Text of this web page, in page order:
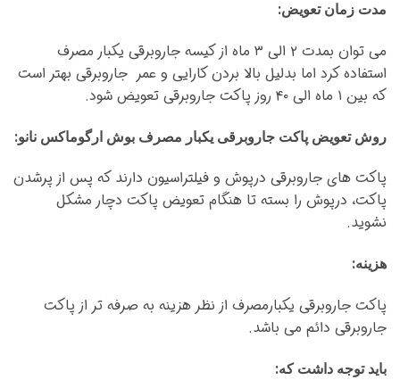
مدت زمان تعویض:
می توان بمدت ۲ الی ۳ ماه از کیسه جاروبرقی یکبار مصرف
استفاده کرد اما بدلیل بالا بردن کارایی و عمر جاروبرقی بهتر است
که بین ۱ ماه الی ۴۰ روز پاکت جاروبرقی تعویض شود.
روش تعویض پاکت جاروبرقی یکبار مصرف بوش ارگوماکس نانو:
پاکت های جاروبرقی درپوش و فیلتراسیون دارند که پس از پرشدن
پاکت، درپوش را بسته تا هنگام تعویض پاکت دچار مشکل
نشوید.
هزینه:
پاکت جاروبرقی یکبارمصرف از نظر هزینه به صرفه تر از پاکت
جاروبرقی دائم می باشد.
باید توجه داشت که: